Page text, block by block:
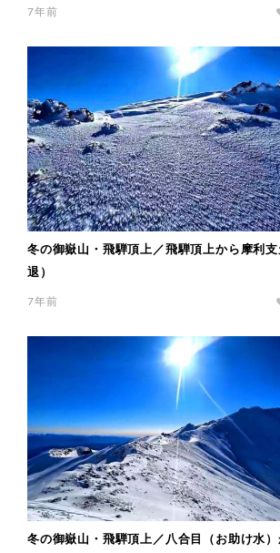
7年前
冬の御嶽山・飛騨頂上／飛騨頂上から摩利
退）
7年前
冬の御嶽山・飛騨頂上／八合目（お助け水